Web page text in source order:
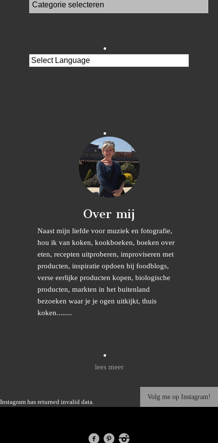
Over mij
Naast mijn liefde voor muziek en fotografie,
hou ik van koken, kookboeken, boeken over
eten, recepten uitproberen, improviseren met
producten, inspiratie opdoen bij foodblogs,
verse eerlijke producten kopen, biologische
producten, markten in het buitenland
bezoeken waar je je ogen uitkijkt, thuis
koken........
lees meer
Instagram has returned invalid data.
Volg me op Instagram!